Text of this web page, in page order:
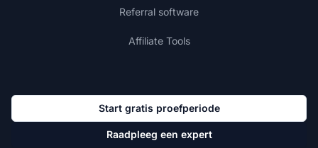
Referral software
Affiliate Tools
Start gratis proefperiode
Raadpleeg een expert